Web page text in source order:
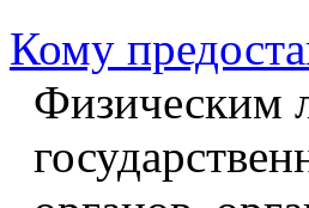
Кому
Физическим